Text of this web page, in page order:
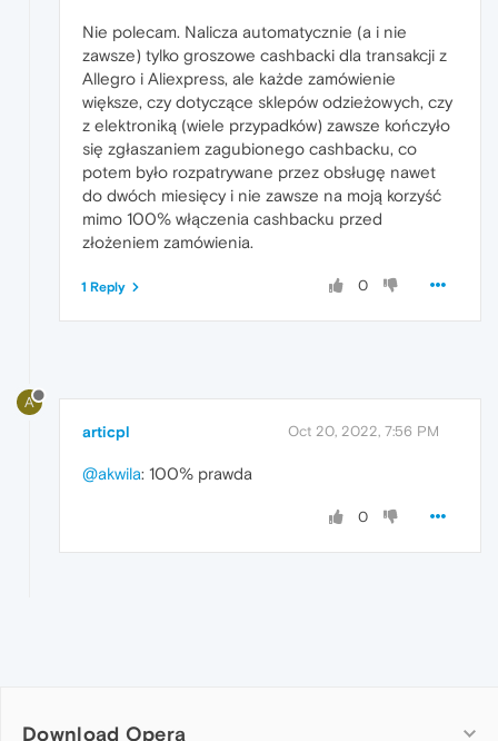
Nie polecam. Nalicza automatycznie (a i nie
zawsze) tylko groszowe cashbacki dla transakcji z
Allegro i Aliexpress, ale każde zamówienie
większe, czy dotyczące sklepów odzieżowych, czy
z elektroniką (wiele przypadków) zawsze kończyło
się zgłaszaniem zagubionego cashbacku, co
potem było rozpatrywane przez obsługę nawet
do dwóch miesięcy i nie zawsze na moją korzyść
mimo 100% włączenia cashbacku przed
złożeniem zamówienia.
0
1 Reply
A
articpl Oct 20, 2022, 7:56 PM
@akwila: 100% prawda
0
Download Opera